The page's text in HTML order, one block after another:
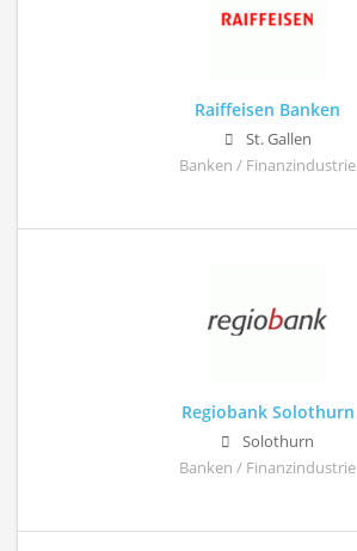
Raiffeisen Banken
St. Gallen
Banken / Finanzindustrie
Regiobank Solothurn
Solothurn
Banken / Finanzindustrie